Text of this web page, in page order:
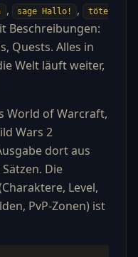
, sage Hallo! , töte
Beschreibungen:
Quests. Alles in
Welt läuft weiter,
World of Warcraft,
Wars 2
dort aus
Die
Level,
PvP-Zonen) ist